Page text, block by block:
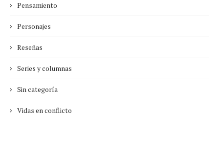
Pensamiento
Personajes
Reseñas
Series y columnas
Sin categoría
Vidas en conflicto